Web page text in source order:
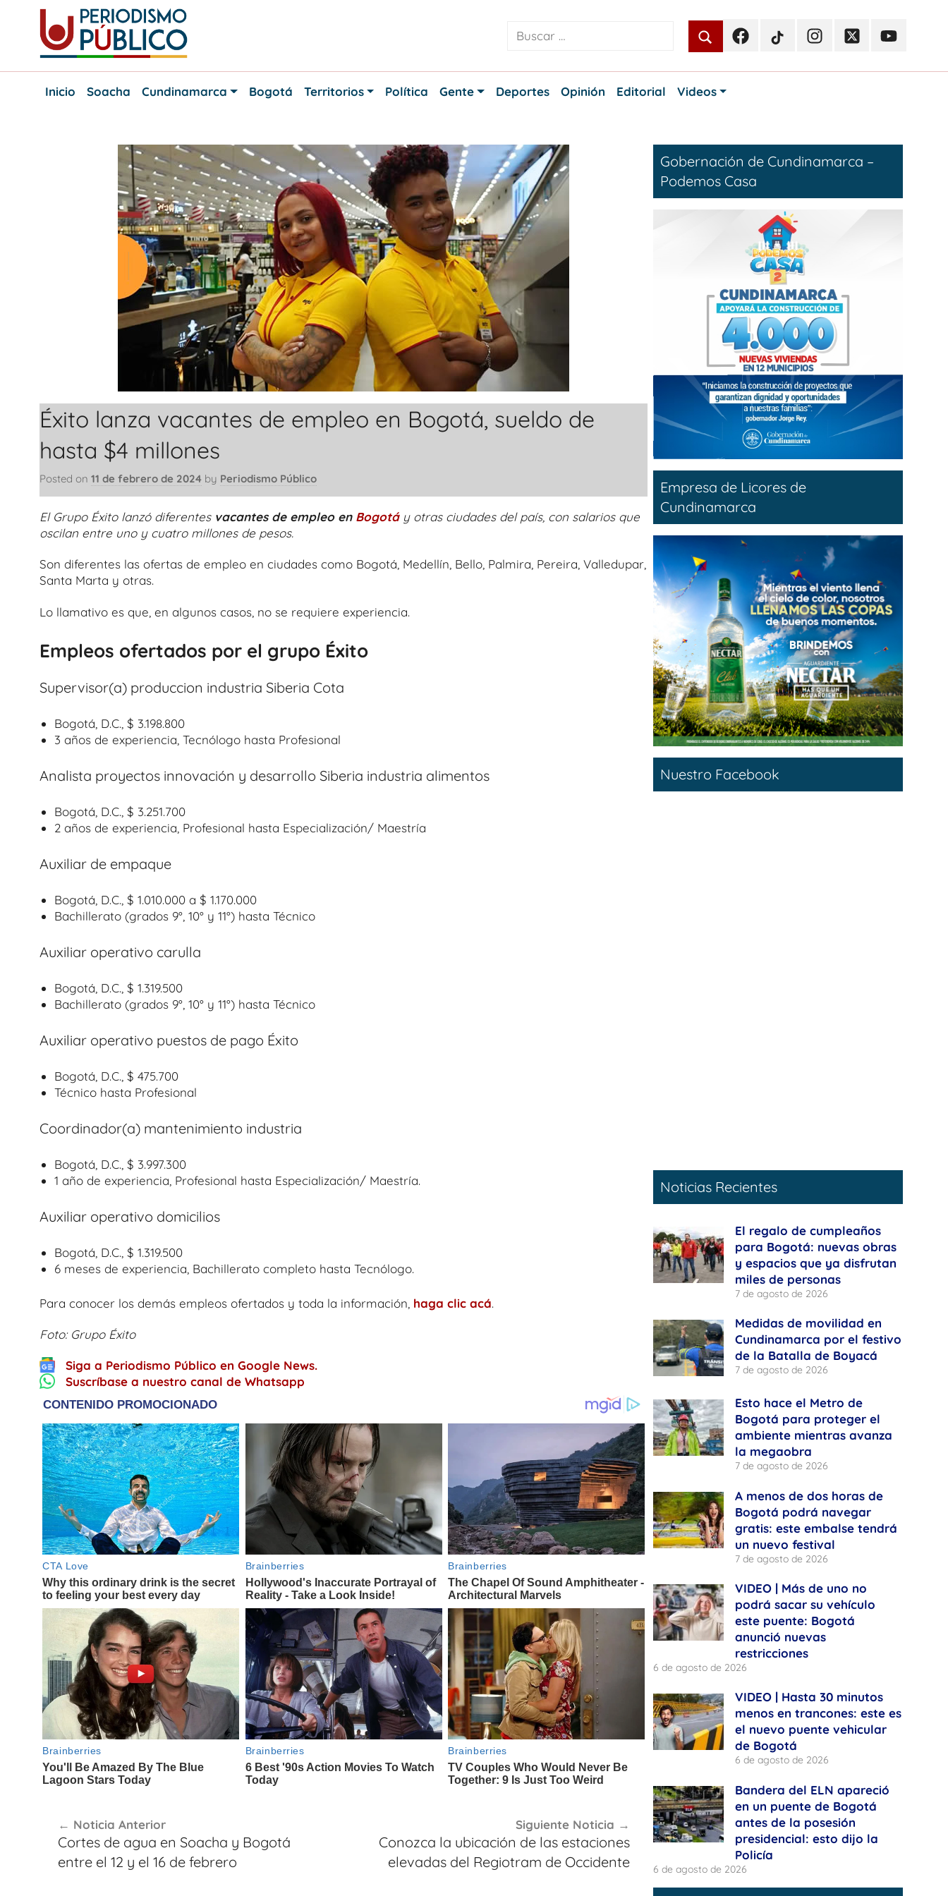
content
Periodismo
Noticias
FacebookTikTokInstagramTwitterYoutube
Inicio
Soacha Cundinamarca Bogotá Territorios Política Gente Deportes Opinión Editorial Videos
Éxito lanza vacantes de empleo en Bogotá, sueldo de
hasta $4 millones
Posted on 11 de febrero de 2024 by Periodismo Público
El Grupo Éxito lanzó diferentes vacantes de empleo enBogotá y otras ciudades del país, con salarios que
oscilan entre uno y cuatro millones de pesos.
Son diferentes las ofertas de empleo en ciudades como Bogotá, Medellín, Bello, Palmira, Pereira, Valledupar,
Santa Marta y otras.
Lo llamativo es que, en algunos casos, no se requiere experiencia.
Empleos ofertados por el grupo Éxito
Supervisor(a) produccion industria Siberia Cota
Bogotá, D.C., $ 3.198.800
3 años de experiencia, Tecnólogo hasta Profesional
Analista proyectos innovación y desarrollo Siberia industria alimentos
Bogotá, D.C., $ 3.251.700
2 años de experiencia, Profesional hasta Especialización/ Maestría
Auxiliar de empaque
Bogotá, D.C., $ 1.010.000 a $ 1.170.000
Bachillerato (grados 9°, 10° y 11°) hasta Técnico
Auxiliar operativo carulla
Bogotá, D.C., $ 1.319.500
Bachillerato (grados 9°, 10° y 11°) hasta Técnico
Auxiliar operativo puestos de pago Éxito
Bogotá, D.C., $ 475.700
Técnico hasta Profesional
Coordinador(a) mantenimiento industria
Bogotá, D.C., $ 3.997.300
1 año de experiencia, Profesional hasta Especialización/ Maestría.
Auxiliar operativo domicilios
Bogotá, D.C., $ 1.319.500
6 meses de experiencia, Bachillerato completo hasta Tecnólogo.
Para conocer los demás empleos ofertados y toda la información, haga clic acá.
Foto: Grupo Éxito
Siga a Periodismo Público en Google News.
Suscríbase a nuestro canal de Whatsapp
de
entradas
Noticia Anterior
Cortes de agua en Soacha y Bogotá
entre el 12 y el 16 de febrero
Siguiente Noticia
Conozca la ubicación de las estaciones
elevadas del Regiotram de Occidente
Gobernación de Cundinamarca –
Podemos Casa
Empresa de Licores de
Cundinamarca
Nuestro Facebook
Noticias Recientes
El regalo de cumpleaños
para Bogotá: nuevas obras
y espacios que ya disfrutan
miles de personas
7 de agosto de 2026
Medidas de movilidad en
Cundinamarca por el festivo
de la Batalla de Boyacá
7 de agosto de 2026
Esto hace el Metro de
Bogotá para proteger el
ambiente mientras avanza
la megaobra
7 de agosto de 2026
A menos de dos horas de
Bogotá podrá navegar
gratis: este embalse tendrá
un nuevo festival
7 de agosto de 2026
VIDEO | Más de uno no
podrá sacar su vehículo
este puente: Bogotá
anunció nuevas
restricciones
6 de agosto de 2026
VIDEO | Hasta 30 minutos
menos en trancones: este es
el nuevo puente vehicular
de Bogotá
6 de agosto de 2026
Bandera del ELN apareció
en un puente de Bogotá
antes de la posesión
presidencial: esto dijo la
Policía
6 de agosto de 2026